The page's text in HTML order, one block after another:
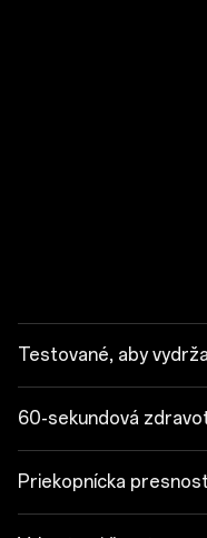
Testované, aby
60-sekundová
Priekopnícka